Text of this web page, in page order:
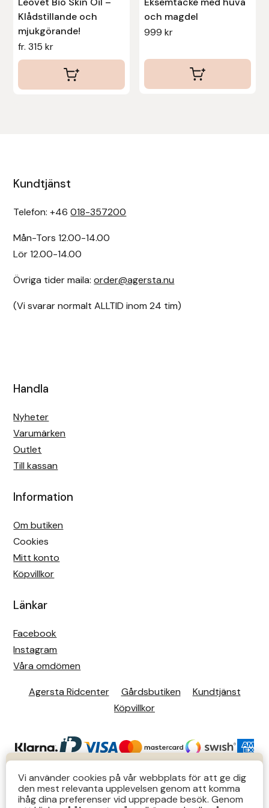
KUNDTJÄNST
Butiks- & telefontider Mån-Tors 12-14 Lör 12-14
Klådstillande och
mjukgörande!
fr. 315kr
och magdel
999 kr
Kundtjänst
Telefon: +46018-357200
Mån-Tors 12.00-14.00
Lör 12.00-14.00
Övriga tider maila:order@agersta.nu
(Vi svarar normalt ALLTID inom 24 tim)
Handla
Nyheter
Varumärken
Outlet
Till kassan
Information
Om butiken
Cookies
Mitt konto
Köpvillkor
Länkar
Facebook
Instagram
Våra omdömen
Agersta Ridcenter Gårdsbutiken
Kundtjänst
Köpvillkor
Vi använder cookies på vår webbplats för att ge dig
den mest relevanta upplevelsen genom att komma
ihåg dina preferenser vid upprepade besök. Genom